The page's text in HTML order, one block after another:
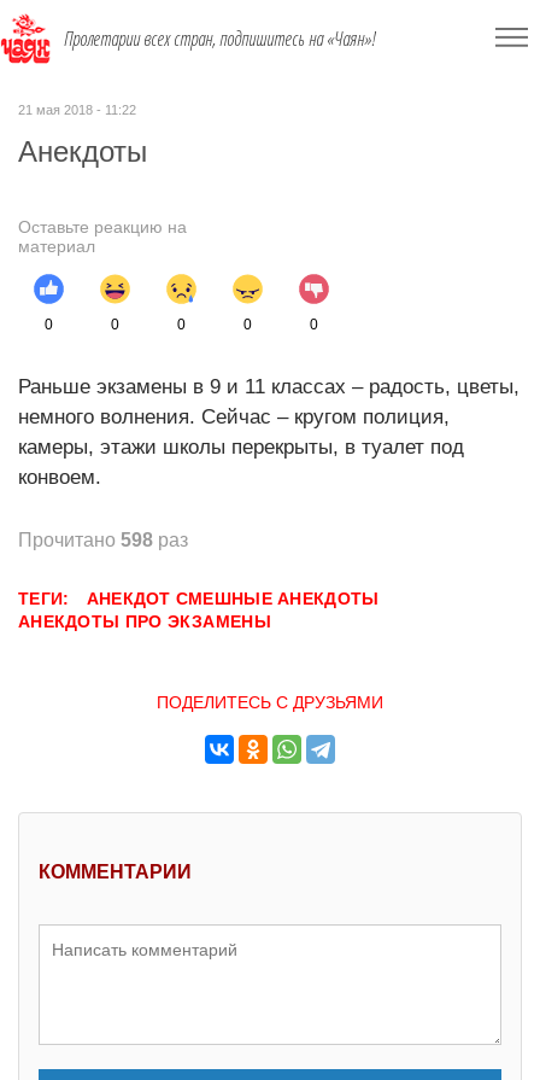
Пролетарии всех стран, подпишитесь на «Чаян»!
21 мая 2018 - 11:22
Анекдоты
Оставьте реакцию на
материал
0 0 0 0 0
Раньше экзамены в 9 и 11 классах – радость, цветы,
немного волнения. Сейчас – кругом полиция,
камеры, этажи школы перекрыты, в туалет под
конвоем.
Прочитано 598 раз
ТЕГИ: АНЕКДОТ СМЕШНЫЕ АНЕКДОТЫ
АНЕКДОТЫ ПРО ЭКЗАМЕНЫ
ПОДЕЛИТЕСЬ С ДРУЗЬЯМИ
КОММЕНТАРИИ